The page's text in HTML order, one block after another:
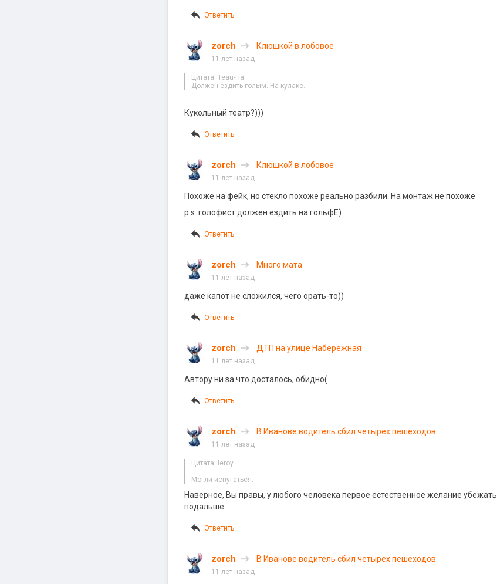
Ответить
zorch Клюшкой в лобовое
11 лет назад
Цитата: Teau-Ha
Должен ездить голым. На кулаке.
Кукольный театр?)))
Ответить
zorch Клюшкой в лобовое
11 лет назад
Похоже на фейк, но стекло похоже реально разбили. На монтаж не похоже
p.s. голофист должен ездить на гольфЕ)
Ответить
zorch Много мата
11 лет назад
даже капот не сложился, чего орать-то))
Ответить
zorch ДТП на улице Набережная
11 лет назад
Автору ни за что досталось, обидно(
Ответить
zorch В Иванове водитель сбил четырех пешеходов
11 лет назад
Цитата: leroy
Могли испугаться.
Наверное, Вы правы, у любого человека первое естественное желание убежать
подальше.
Ответить
zorch В Иванове водитель сбил четырех пешеходов
11 лет назад